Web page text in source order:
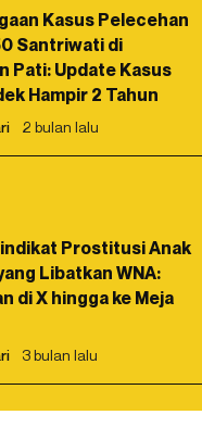
Kasus Pelecehan
Santriwati di
Pati: Update Kasus
Hampir 2 Tahun
2 bulan lalu
Prostitusi Anak
Libatkan WNA:
di X hingga ke Meja
3 bulan lalu